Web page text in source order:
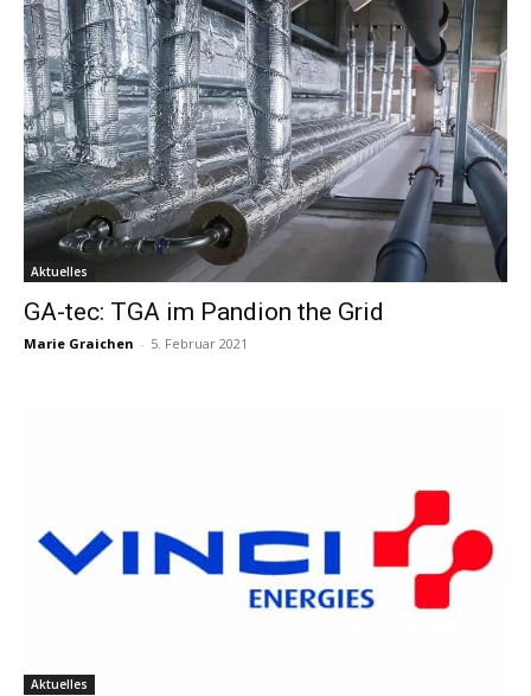
Aktuelles
GA-tec: TGA im Pandion the Grid
Marie Graichen - 5. Februar 2021
Aktuelles